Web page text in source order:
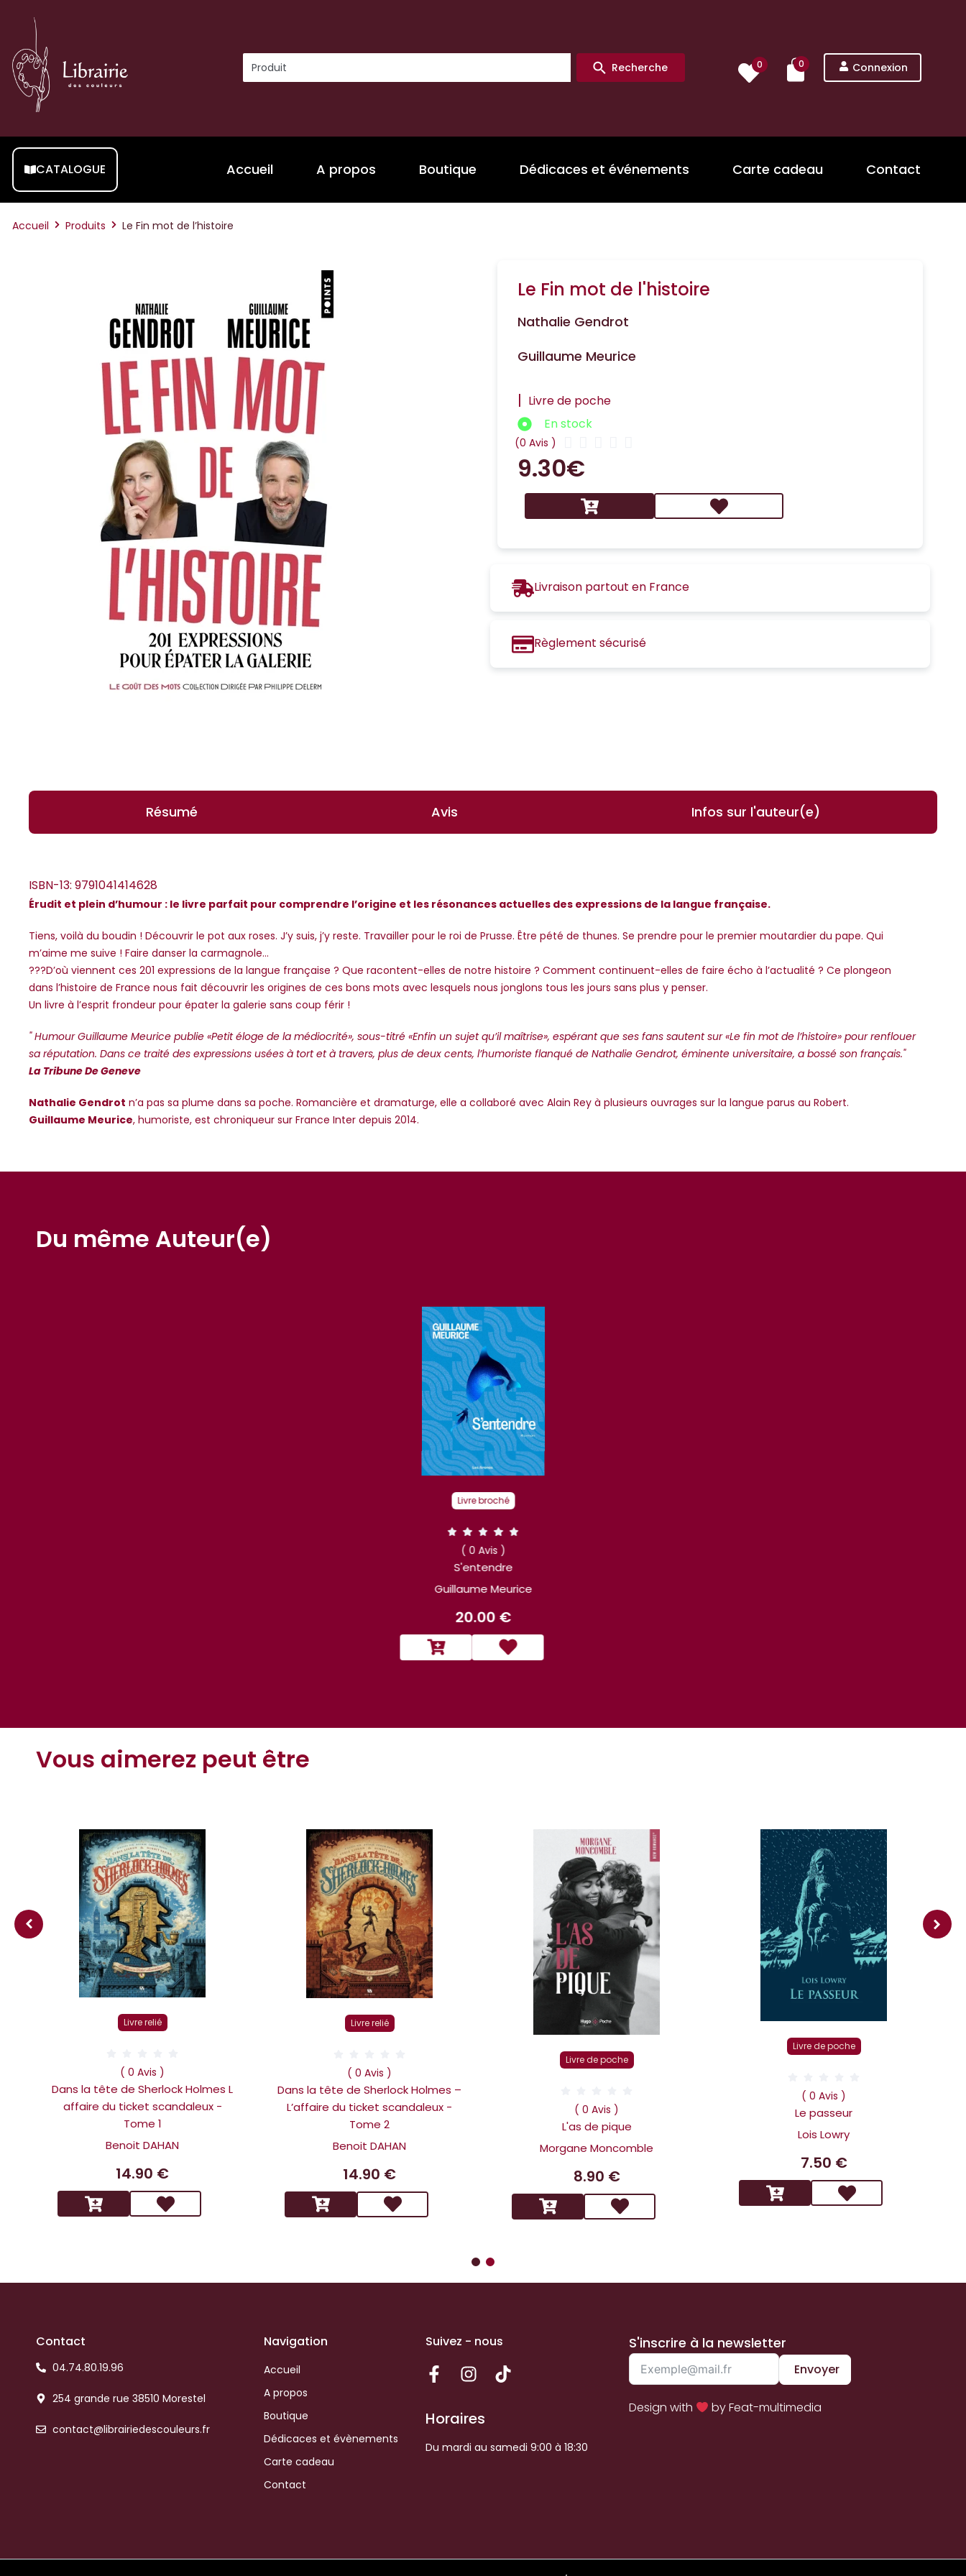
Recherche 0 0 Connexion
CATALOGUE Accueil A propos Boutique Dédicaces et événements Carte cadeau Contact
Accueil Produits Le Fin mot de l’histoire
Le Fin mot de l'histoire
Nathalie Gendrot
Guillaume Meurice
| Livre de poche
En stock
(0 Avis )
9.30€
Livraison partout en France
Règlement sécurisé
Résumé Avis Infos sur l'auteur(e)
ISBN-13: 9791041414628
Érudit et plein d’humour : le livre parfait pour comprendre l’origine et les résonances actuelles des expressions de la langue française.
Tiens, voilà du boudin ! Découvrir le pot aux roses. J’y suis, j’y reste. Travailler pour le roi de Prusse. Être pété de thunes. Se prendre pour le premier moutardier du pape. Qui
m’aime me suive ! Faire danser la carmagnole...
???D’où viennent ces 201 expressions de la langue française ? Que racontent-elles de notre histoire ? Comment continuent-elles de faire écho à l’actualité ? Ce plongeon
dans l’histoire de France nous fait découvrir les origines de ces bons mots avec lesquels nous jonglons tous les jours sans plus y penser.
Un livre à l’esprit frondeur pour épater la galerie sans coup férir !
" Humour Guillaume Meurice publie «Petit éloge de la médiocrité», sous-titré «Enfin un sujet qu’il maîtrise», espérant que ses fans sautent sur «Le fin mot de l’histoire» pour renflouer
sa réputation. Dans ce traité des expressions usées à tort et à travers, plus de deux cents, l’humoriste flanqué de Nathalie Gendrot, éminente universitaire, a bossé son français."
La Tribune De Geneve
Nathalie Gendrot n’a pas sa plume dans sa poche. Romancière et dramaturge, elle a collaboré avec Alain Rey à plusieurs ouvrages sur la langue parus au Robert.
Guillaume Meurice, humoriste, est chroniqueur sur France Inter depuis 2014.
Du même Auteur(e)
Livre broché
( 0 Avis )
S'entendre
Guillaume Meurice
20.00 €
Vous aimerez peut être
Livre relié
( 0 Avis )
Dans la tête de Sherlock Holmes L
affaire du ticket scandaleux -
Tome 1
Benoit DAHAN
14.90 €
Livre relié
( 0 Avis )
Dans la tête de Sherlock Holmes –
L’affaire du ticket scandaleux -
Tome 2
Benoit DAHAN
14.90 €
Livre de poche
( 0 Avis )
L'as de pique
Morgane Moncomble
8.90 €
Livre de poche
( 0 Avis )
Le passeur
Lois Lowry
7.50 €
Contact
04.74.80.19.96
254 grande rue 38510 Morestel
contact@librairiedescouleurs.fr
Navigation
Accueil
A propos
Boutique
Dédicaces et évènements
Carte cadeau
Contact
Suivez - nous
Horaires
Du mardi au samedi 9:00 à 18:30
S'inscrire à la newsletter
Envoyer
Design with by Feat-multimedia